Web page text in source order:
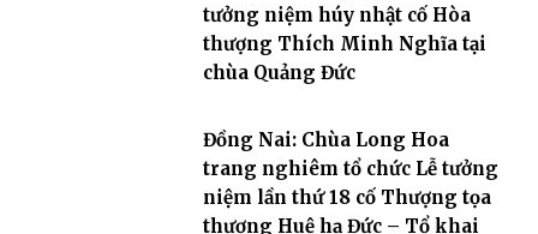
tưởng niệm húy nhật cố Hòa
thượng Thích Minh Nghĩa tại
chùa Quảng Đức
Đồng Nai: Chùa Long Hoa
trang nghiêm tổ chức Lễ tưởng
niệm lần thứ 18 cố Thượng tọa
thượng Huệ hạ Đức – Tổ khai